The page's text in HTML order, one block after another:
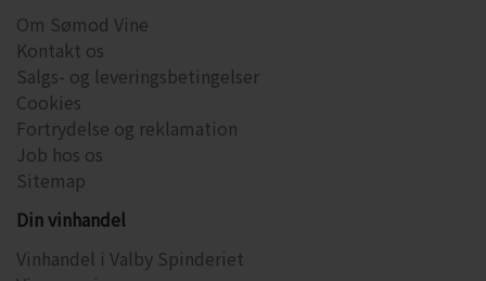
Om Sømod Vine
Kontakt os
Salgs- og leveringsbetingelser
Cookies
Fortrydelse og reklamation
Job hos os
Sitemap
Din vinhandel
Vinhandel i Valby Spinderiet